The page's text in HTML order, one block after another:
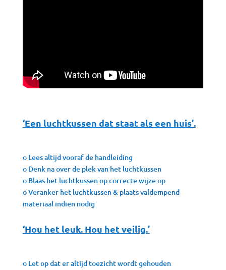
‘Een luchtkussen dat staat als een huis’.
o Lees altijd vooraf de handleiding
o Denk na over de plek van het luchtkussen
o Blaas het luchtkussen op correcte wijze op
o Veranker het luchtkussen & plaats valdempend
materiaal indien nodig
‘Hou het leuk. Hou het veilig.’
o Let op dat er altijd toezicht wordt gehouden